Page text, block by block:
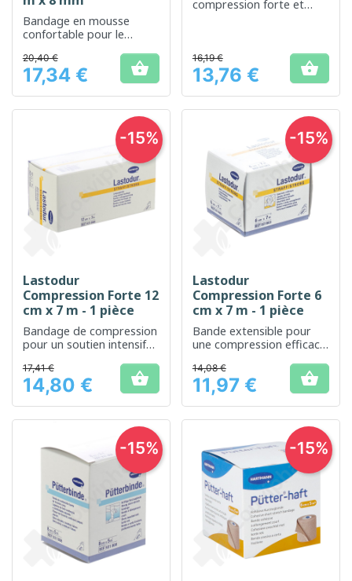
Bandage en mousse
confortable pour le
des articulations et des
muscles
Prix
20,40 €
17,34 € 
compression forte et
Prix
16,19 €
13,76 € 
Lastodur
Compression Forte 12
cm x 7 m - 1 pièce
Bandage de compression
pour un soutien intensif
Prix
17,41 €
14,80 € 
-15%
Lastodur
Compression Forte 6
cm x 7 m - 1 pièce
Bande extensible pour
une compression efficace
Prix
14,08 €
11,97 € 
-15%
-15% -15%